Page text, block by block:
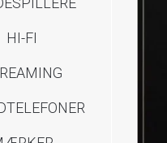
HI-FI